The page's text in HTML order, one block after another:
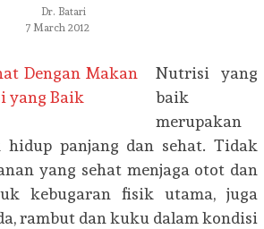
Dr. Batari
7 March 2012
Nutrisi yang
baik
merupakan
panjang dan sehat. Tidak
yang sehat menjaga otot dan
kebugaran fisik utama, juga
rambut dan kuku dalam kondisi